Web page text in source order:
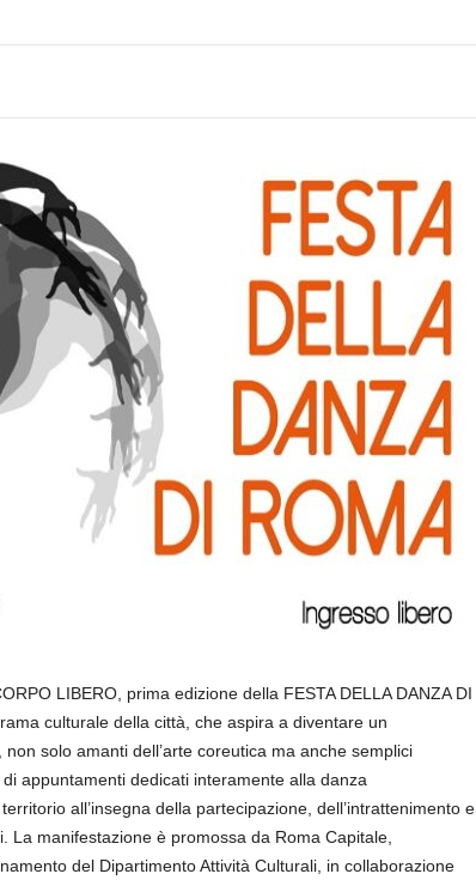
LIBERO, prima edizione della FESTA DELLA DANZA DI
culturale della città, che aspira a diventare un
solo amanti dell’arte coreutica ma anche semplici
appuntamenti dedicati interamente alla danza
all’insegna della partecipazione, dell’intrattenimento e
La manifestazione è promossa da Roma Capitale,
del Dipartimento Attività Culturali, in collaborazione